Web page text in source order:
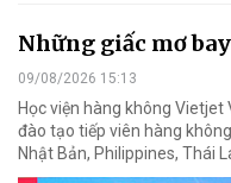
Những giấc mơ
09/08/2026 15:13
Học viện hàng không
đào tạo tiếp viên hàng
Nhật Bản, Philippines, Thái